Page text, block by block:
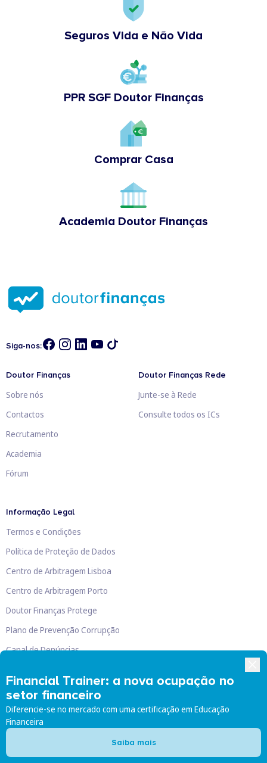
Seguros Vida e Não Vida
PPR SGF Doutor Finanças
Comprar Casa
Academia Doutor Finanças
Financial Trainer: a nova ocupação no
setor financeiro
Diferencie-se no mercado com uma certificação em Educação
Financeira
Saiba mais
Siga-nos:
Doutor Finanças
Sobre nós
Contactos
Recrutamento
Academia
Fórum
Doutor Finanças Rede
Junte-se à Rede
Consulte todos os ICs
Informação Legal
Termos e Condições
Política de Proteção de Dados
Centro de Arbitragem Lisboa
Centro de Arbitragem Porto
Doutor Finanças Protege
Plano de Prevenção Corrupção
Canal de Denúncias
Doutor Finanças, Lda